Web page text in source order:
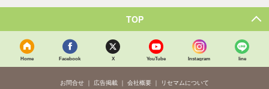
TOP
Home Facebook X YouTube Instagram line
お問合せ 広告掲載 会社概要
リセマムについて